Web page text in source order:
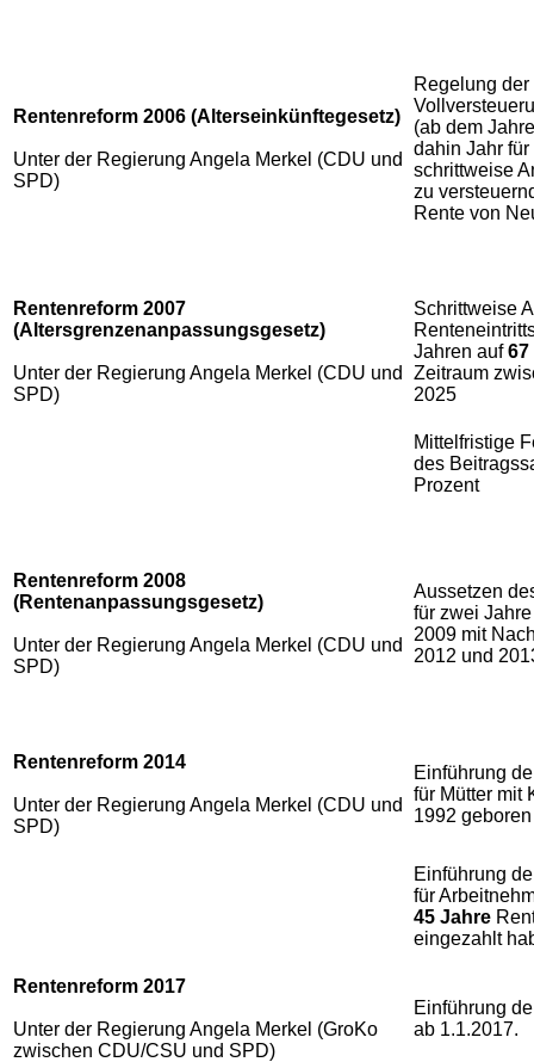
Rentenreform 2006 (Alterseinkünftegesetz)
Unter der Regierung Angela Merkel (CDU und
SPD)
Regelung
(ab dem
dahin Jahr für
schrittweise
zu
Rente von
Rentenreform 2007
(Altersgrenzenanpassungsgesetz)
Unter der Regierung Angela Merkel (CDU und
SPD)
Schrittweise
Jahren auf67
Zeitraum
2025
Mittelfristige
des
Prozent
Rentenreform 2008
(Rentenanpassungsgesetz)
Unter der Regierung Angela Merkel (CDU und
SPD)
Aussetzen
für zwei
2009 mit
2012 und
Rentenreform 2014
Unter der Regierung Angela Merkel (CDU und
SPD)
Einführung
für Mütter mit
1992
Einführung
für
45 Jahre
eingezahlt
Rentenreform 2017
Unter der Regierung Angela Merkel (GroKo
zwischen CDU/CSU und SPD)
Einführung
ab 1.1.2017.